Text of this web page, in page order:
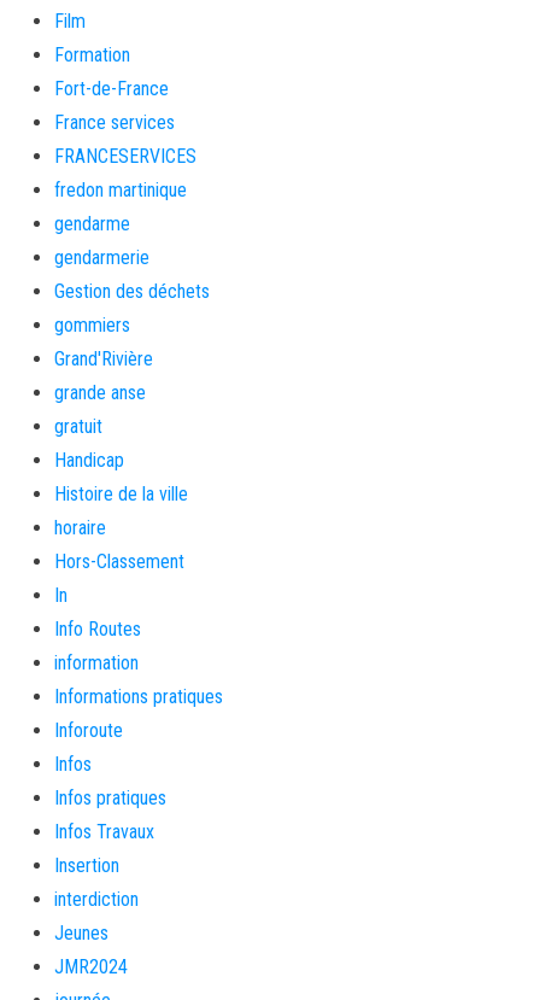
Film
Formation
Fort-de-France
France services
FRANCESERVICES
fredon martinique
gendarme
gendarmerie
Gestion des déchets
gommiers
Grand'Rivière
grande anse
gratuit
Handicap
Histoire de la ville
horaire
Hors-Classement
In
Info Routes
information
Informations pratiques
Inforoute
Infos
Infos pratiques
Infos Travaux
Insertion
interdiction
Jeunes
JMR2024